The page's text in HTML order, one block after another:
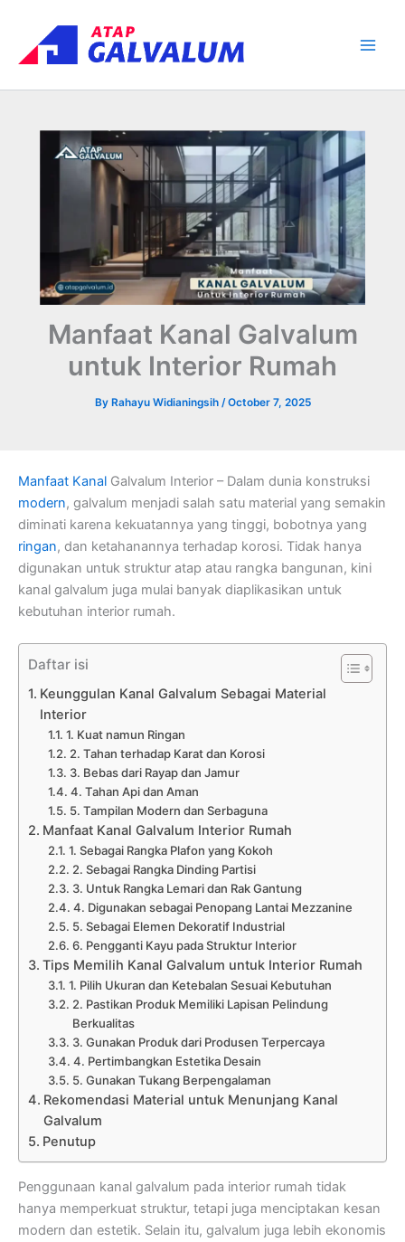
content
Manfaat Kanal Galvalum
untuk Interior Rumah
By Rahayu Widianingsih /October 7, 2025
Manfaat Kanal Galvalum Interior – Dalam dunia konstruksi
modern, galvalum menjadi salah satu material yang semakin
diminati karena kekuatannya yang tinggi, bobotnya yang
ringan, dan ketahanannya terhadap korosi. Tidak hanya
digunakan untuk struktur atap atau rangka bangunan, kini
kanal galvalum juga mulai banyak diaplikasikan untuk
kebutuhan interior rumah.
Daftar isi
Keunggulan Kanal Galvalum Sebagai Material
Interior
1. Kuat namun Ringan
2. Tahan terhadap Karat dan Korosi
3. Bebas dari Rayap dan Jamur
4. Tahan Api dan Aman
5. Tampilan Modern dan Serbaguna
Manfaat Kanal Galvalum Interior Rumah
1. Sebagai Rangka Plafon yang Kokoh
2. Sebagai Rangka Dinding Partisi
3. Untuk Rangka Lemari dan Rak Gantung
4. Digunakan sebagai Penopang Lantai Mezzanine
5. Sebagai Elemen Dekoratif Industrial
6. Pengganti Kayu pada Struktur Interior
Tips Memilih Kanal Galvalum untuk Interior Rumah
1. Pilih Ukuran dan Ketebalan Sesuai Kebutuhan
2. Pastikan Produk Memiliki Lapisan Pelindung
Berkualitas
3. Gunakan Produk dari Produsen Terpercaya
4. Pertimbangkan Estetika Desain
5. Gunakan Tukang Berpengalaman
Rekomendasi Material untuk Menunjang Kanal
Galvalum
Penutup
Penggunaan kanal galvalum pada interior rumah tidak
hanya memperkuat struktur, tetapi juga menciptakan kesan
modern dan estetik. Selain itu, galvalum juga lebih ekonomis